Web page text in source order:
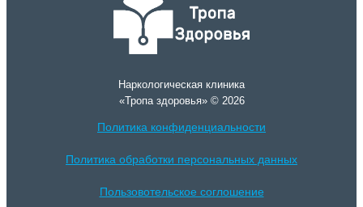
Наркологическая клиника
«Тропа здоровья» © 2026
Политика конфиденциальности
Политика обработки персональных данных
Пользовотельское соглошение